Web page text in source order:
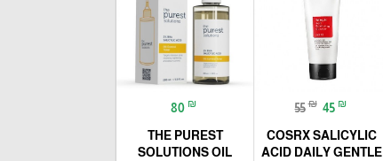
55 ₪ 45 ₪
COSRX SALICYLIC
ACID DAILY GENTLE
80 ₪
THE PUREST
SOLUTIONS OIL